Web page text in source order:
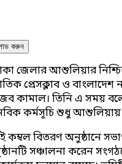
করুন
জেলার আশুলিয়ার
প্রেসক্লাব ও
কামাল। তিনি এ সময়
কর্মসূচি শুধু
বিতরণ অনুষ্ঠানে
সঞ্চালনা করেন